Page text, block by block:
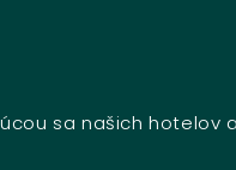
sa našich hotelov